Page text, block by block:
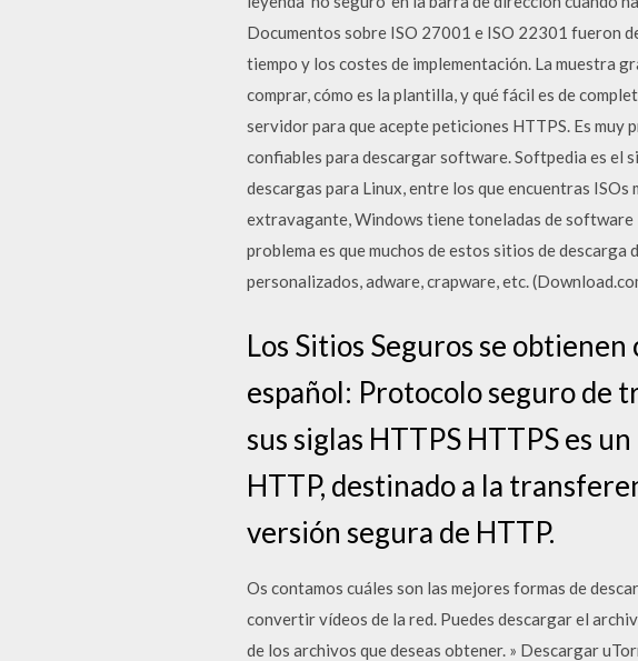
Documentos sobre ISO 27001 e ISO 22301 fueron
tiempo y los costes de implementación. La muestra
comprar, cómo es la plantilla, y qué fácil es de
servidor para que acepte peticiones HTTPS. Es
confiables para descargar software. Softpedia es el
descargas para Linux, entre los que encuentras
extravagante, Windows tiene toneladas de software
problema es que muchos de estos sitios de
personalizados, adware, crapware, etc.
Los Sitios Seguros se
español: Protocolo seguro de
sus siglas HTTPS HTTPS es
HTTP, destinado a la
versión segura de HTTP.
Os contamos cuáles son las mejores formas de
convertir vídeos de la red. Puedes descargar el
de los archivos que deseas obtener. » Descargar